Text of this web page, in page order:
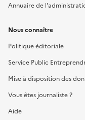
Annuaire de
Nous connaître
Politique éditoriale
Service Public
Mise à disposition des
Vous êtes journaliste ?
Aide